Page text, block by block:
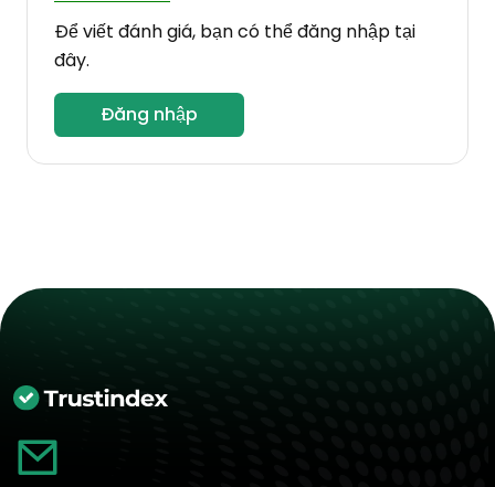
Để viết đánh giá, bạn có thể đăng nhập tại
đây.
Đăng nhập